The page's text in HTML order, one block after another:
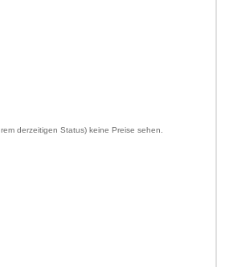
derzeitigen Status) keine Preise sehen.